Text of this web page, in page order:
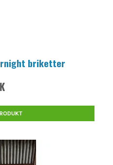
briketter